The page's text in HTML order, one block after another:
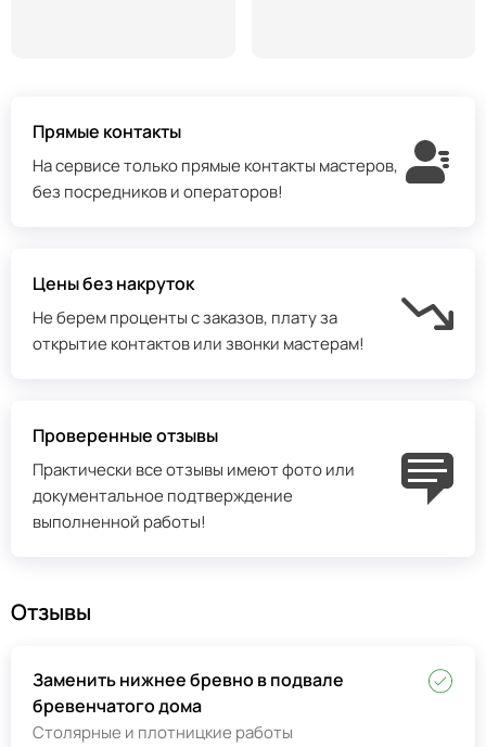
Прямые контакты
На сервисе только прямые контакты мастеров,
без посредников и операторов!
Цены без накруток
Не берем проценты с заказов, плату за
открытие контактов или звонки мастерам!
Проверенные отзывы
Практически все отзывы имеют фото или
документальное подтверждение
выполненной работы!
Отзывы
Заменить нижнее бревно в подвале
бревенчатого дома
Столярные и плотницкие работы